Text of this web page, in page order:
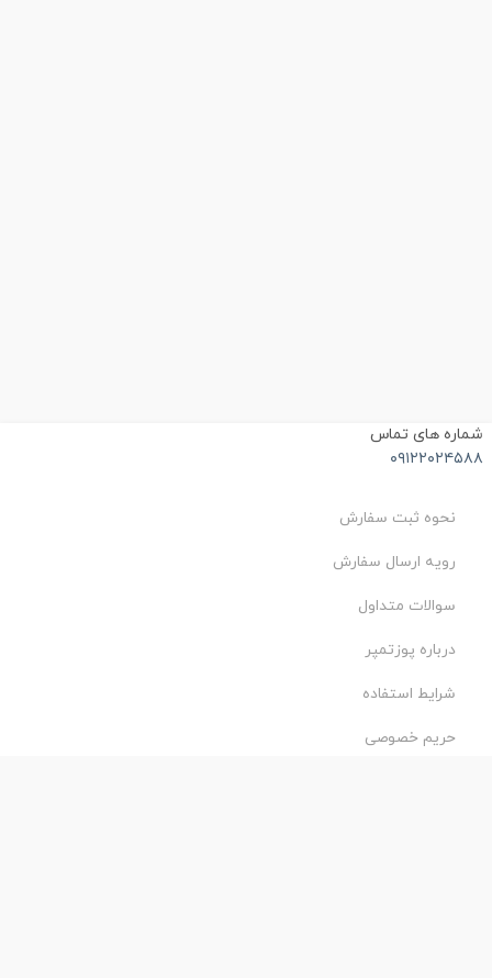
های تماس
نحوه ثبت سفارش
رویه ارسال سفارش
سوالات متداول
درباره پوزتمپر
شرایط استفاده
حریم خصوصی